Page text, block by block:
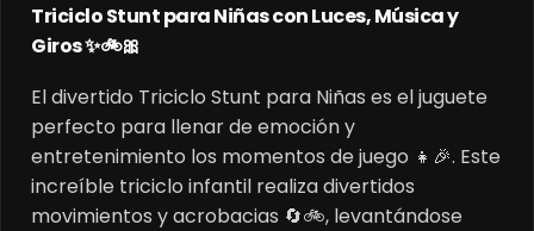
Triciclo Stunt para Niñas con Luces, Música y
Giros ✨🚲🎀
El divertido Triciclo Stunt para Niñas es el juguete
perfecto para llenar de emoción y
entretenimiento los momentos de juego 👧🎉. Este
increíble triciclo infantil realiza divertidos
movimientos y acrobacias 🔄🚲, levantándose